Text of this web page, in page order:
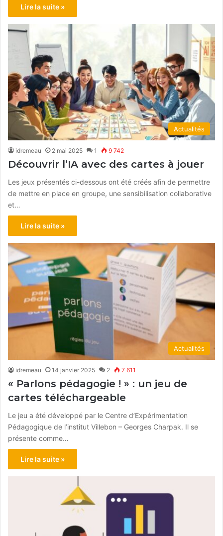
Lire la suite »
Actualités
idremeau 2 mai 2025 1 9 742
Découvrir l’IA avec des cartes à jouer
Les jeux présentés ci-dessous ont été créés afin de permettre
de mettre en place en groupe, une sensibilisation collaborative
et…
Lire la suite »
Actualités
idremeau 14 janvier 2025 2 7 611
« Parlons pédagogie ! » : un jeu de
cartes téléchargeable
Le jeu a été développé par le Centre d’Expérimentation
Pédagogique de l’institut Villebon – Georges Charpak. Il se
présente comme…
Lire la suite »